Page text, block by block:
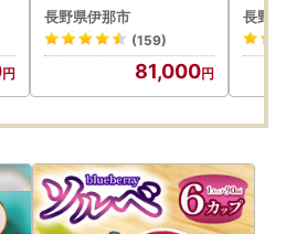
) / USB3.0 国産 TV録画
省エネ静音 外付け ハー
ドディスク テレビ 3.5イ
ンチ 4K録画 PS4/PS4 P
ro対応【LHD-ENA040
長野県伊那市
(159)
81,000
カリ
017-
長野